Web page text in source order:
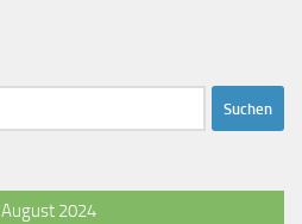
August 2024